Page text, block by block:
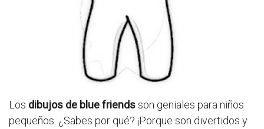
Los dibujos de blue friendsson geniales para niños
pequeños. ¿Sabes por qué? ¡Porque son divertidos y